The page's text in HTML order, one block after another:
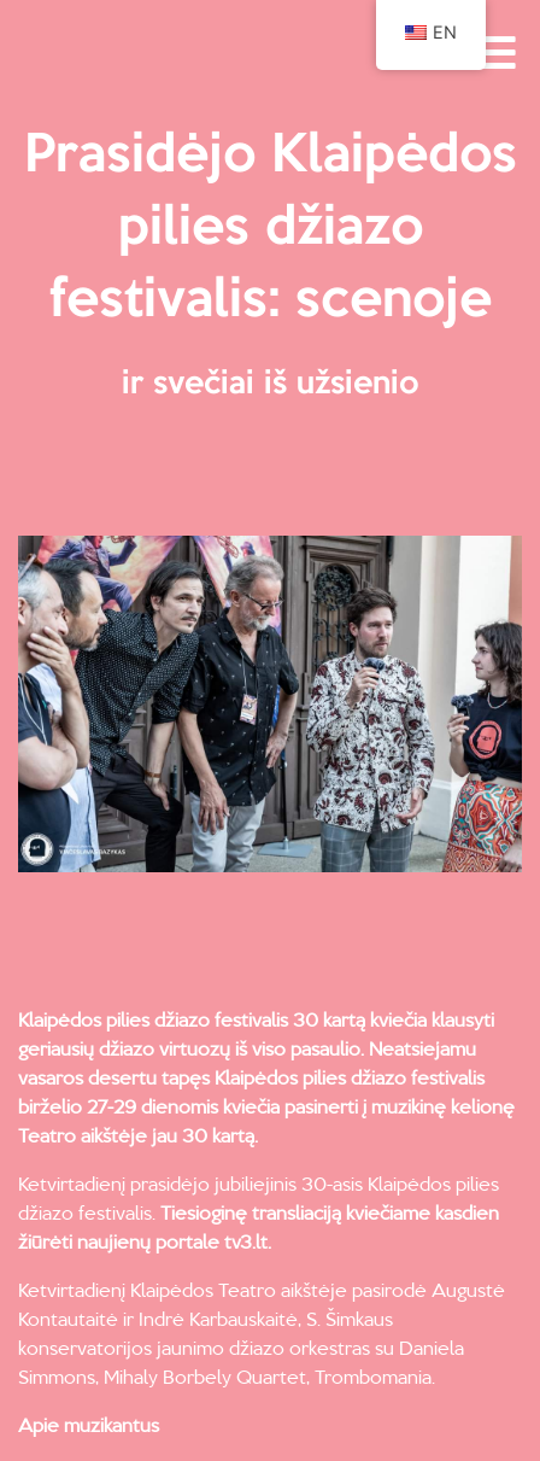
Prasidėjo Klaipėdos
pilies džiazo
festivalis: scenoje
ir svečiai iš užsienio
Klaipėdos pilies džiazo festivalis 30 kartą kviečia klausyti
geriausių džiazo virtuozų iš viso pasaulio. Neatsiejamu
vasaros desertu tapęs Klaipėdos pilies džiazo festivalis
birželio 27-29 dienomis kviečia pasinerti į muzikinę kelionę
Teatro aikštėje jau 30 kartą.
Ketvirtadienį prasidėjo jubiliejinis 30-asis Klaipėdos pilies
džiazo festivalis. Tiesioginę transliaciją kviečiame kasdien
žiūrėti naujienų portale tv3.lt.
Ketvirtadienį Klaipėdos Teatro aikštėje pasirodė Augustė
Kontautaitė ir Indrė Karbauskaitė, S. Šimkaus
konservatorijos jaunimo džiazo orkestras su Daniela
Simmons, Mihaly Borbely Quartet, Trombomania.
Apie muzikantus
EN